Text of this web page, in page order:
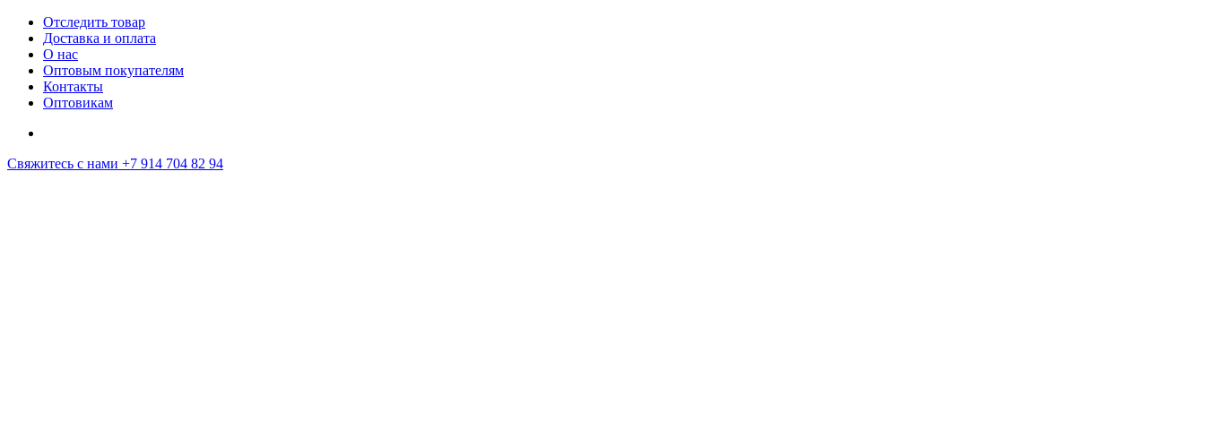
Отследить товар
Доставка и оплата
О нас
Оптовым покупателям
Контакты
Оптовикам
Свяжитесь с нами +7 914 704 82 94